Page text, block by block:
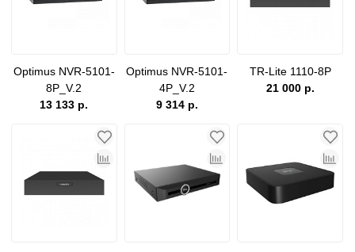
Optimus NVR-5101-
8P_V.2
13 133 р.
Optimus NVR-5101-
4P_V.2
9 314 р.
TR-Lite 1110-8P
21 000 р.